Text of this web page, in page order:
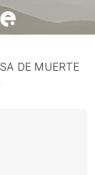
DE MUERTE
.